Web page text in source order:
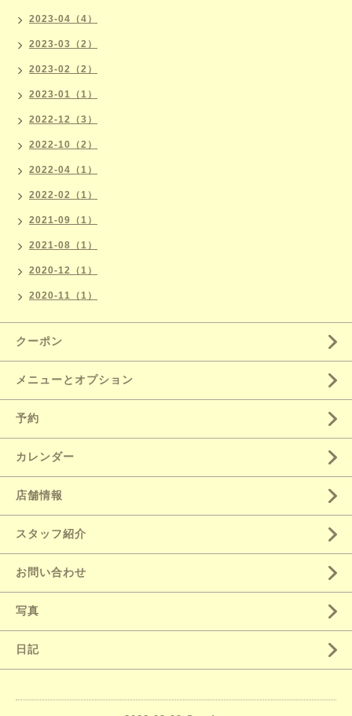
2023-04（4）
2023-03（2）
2023-02（2）
2023-01（1）
2022-12（3）
2022-10（2）
2022-04（1）
2022-02（1）
2021-09（1）
2021-08（1）
2020-12（1）
2020-11（1）
クーポン
メニューとオプション
予約
カレンダー
店舗情報
スタッフ紹介
お問い合わせ
写真
日記